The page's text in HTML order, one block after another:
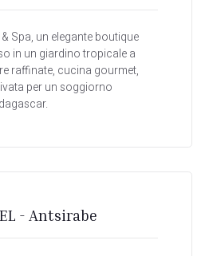
Spa, un elegante boutique
in un giardino tropicale a
raffinate, cucina gourmet,
per un soggiorno
- Antsirabe